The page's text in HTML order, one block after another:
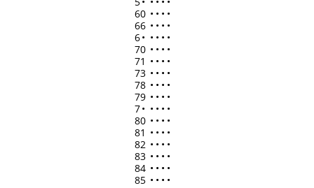
60 • • • •
66 • • • •
6• • • • •
70 • • • •
71 • • • •
73 • • • •
78 • • • •
79 • • • •
7• • • • •
80 • • • •
81 • • • •
82 • • • •
83 • • • •
84 • • • •
85 • • • •